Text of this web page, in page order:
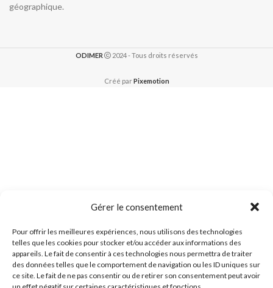
Gérer le consentement
Pour offrir les meilleures expériences, nous utilisons des technologies
telles que les cookies pour stocker et/ou accéder aux informations des
appareils. Le fait de consentir à ces technologies nous permettra de traiter
des données telles que le comportement de navigation ou les ID uniques sur
ce site. Le fait de ne pas consentir ou de retirer son consentement peut avoir
géographique.
ODIMER 2024 - Tous droits réservés
Créé parPixemotion